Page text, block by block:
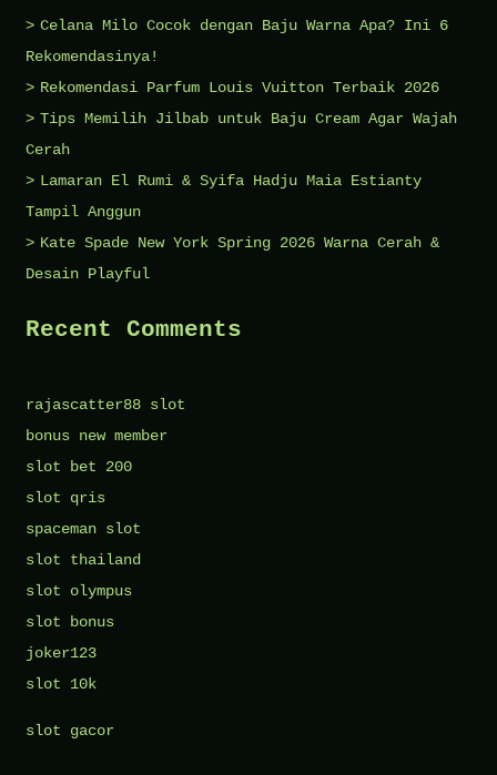
Celana Milo Cocok dengan Baju Warna Apa? Ini 6
Rekomendasinya!
Rekomendasi Parfum Louis Vuitton Terbaik 2026
Tips Memilih Jilbab untuk Baju Cream Agar Wajah
Cerah
Lamaran El Rumi & Syifa Hadju Maia Estianty
Tampil Anggun
Kate Spade New York Spring 2026 Warna Cerah &
Desain Playful
Recent Comments
rajascatter88 slot
bonus new member
slot bet 200
slot qris
spaceman slot
slot thailand
slot olympus
slot bonus
joker123
slot 10k
slot gacor